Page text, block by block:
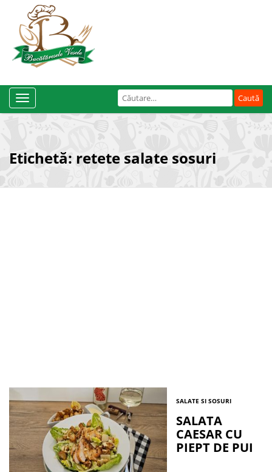
Caută
după:
Toggle
Navigation
Etichetă: retete salate sosuri
SALATE SI SOSURI
SALATA
CAESAR CU
PIEPT DE PUI